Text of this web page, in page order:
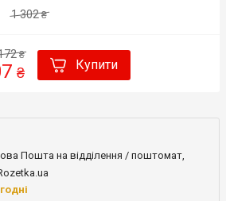
1 302₴
₴
₴ Купити
Пошта на відділення / поштомат,